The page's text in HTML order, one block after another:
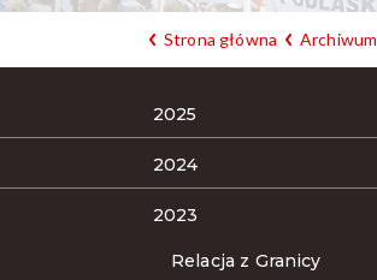
Strona główna Archiwum
2025
2024
2023
Relacja z Granicy